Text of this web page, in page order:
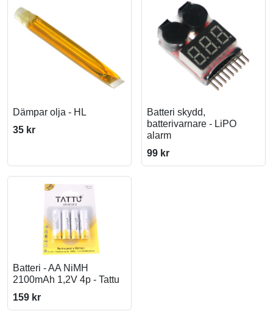
Dämpar olja - HL
35 kr
Batteri skydd,
batterivarnare - LiPO
alarm
99 kr
Batteri - AA NiMH
2100mAh 1,2V 4p - Tattu
159 kr